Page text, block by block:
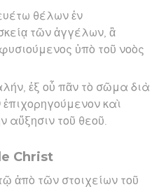
θέλων ἐν
τῶν ἀγγέλων, ἃ
ὑπὸ τοῦ νοὸς
ἐξ οὗ πᾶν τὸ σῶμα διὰ
καὶ
αὔξησιν τοῦ θεοῦ.
Christ
ἀπὸ τῶν στοιχείων τοῦ